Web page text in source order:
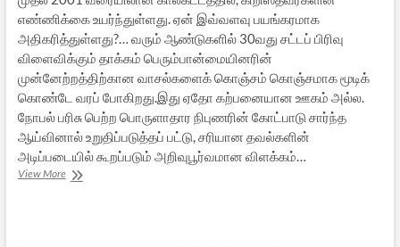
எண்ணிக்கை உயர்ந்துள்ளது. ஏன் இவ்வளவு பயங்கரமாக
அதிகரித்துள்ளது?… வரும் ஆண்டுகளில் 30வது சட்டப் பிரிவு
விளைவிக்கும் தாக்கம் பெரும்பான்மையினரின்
முன்னேற்றத்திற்கான வாசல்களைக் கொஞ்சம் கொஞ்சமாக மூடிக்
கொண்டே வரப் போகிறது.இது ஏதோ கற்பனையான ஊகம் அல்ல.
நோபல் பரிசு பெற்ற பொருளாதார நிபுணரின் கோட்பாடு சார்ந்த
ஆய்வினால் உறுதிப்படுத்தப் பட்டு, சரியான தவல்களின்
அடிப்படையில் கூறப்படும் அறிவுபூர்வமான விளக்கம்…
View Moreஇந்திய